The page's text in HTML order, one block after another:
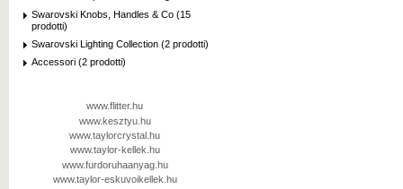
Swarovski Knobs, Handles & Co (15
prodotti)
Swarovski Lighting Collection (2 prodotti)
Accessori (2 prodotti)
www.flitter.hu
www.kesztyu.hu
www.taylorcrystal.hu
www.taylor-kellek.hu
www.furdoruhaanyag.hu
www.taylor-eskuvoikellek.hu